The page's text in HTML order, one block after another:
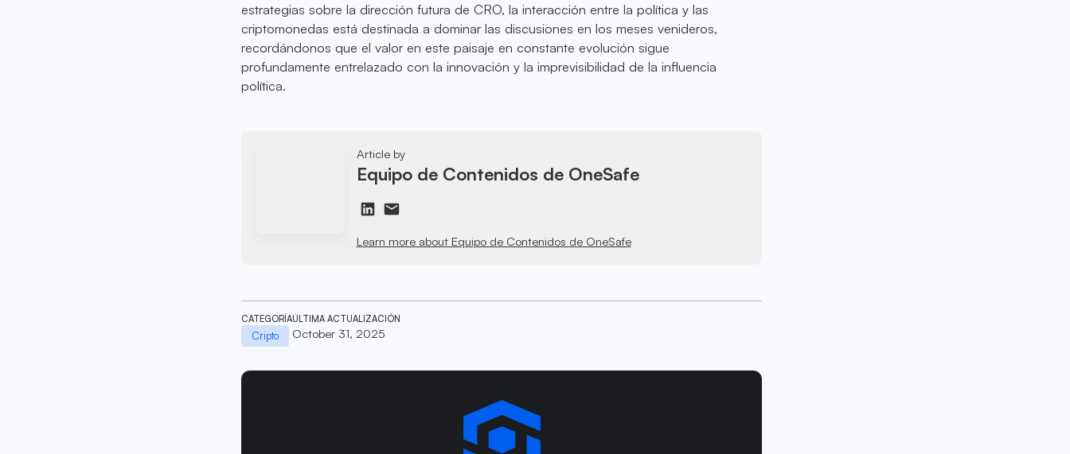
estrategias sobre la dirección futura de CRO, la interacción entre la política y las
criptomonedas está destinada a dominar las discusiones en los meses venideros,
recordándonos que el valor en este paisaje en constante evolución sigue
profundamente entrelazado con la innovación y la imprevisibilidad de la influencia
política.
Article by
Equipo de Contenidos de OneSafe
Learn more about Equipo de Contenidos de OneSafe
CATEGORÍA
Cripto
ÚLTIMA ACTUALIZACIÓN
October 31, 2025